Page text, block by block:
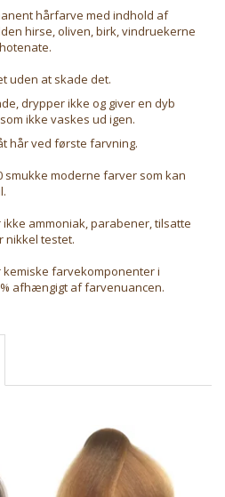
hårfarve med indhold af
hirse, oliven, birk, vindruekerne
uden at skade det.
drypper ikke og giver en dyb
ikke vaskes ud igen.
hår ved første farvning.
smukke moderne farver som kan
ammoniak, parabener, tilsatte
nikkel testet.
farvekomponenter i
afhængigt af farvenuancen.